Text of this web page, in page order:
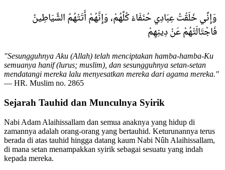
وَإِنِّي خَلَقْتُ عِبَادِي حُنَفَاءَ كُلَّهُمْ، وَإِنَّهُمْ أَتَتْهُمُ الشَّيَاطِينُ
فَاجْتَالَتْهُمْ عَنْ دِينِهِمْ
"Sesungguhnya Aku (Allah) telah menciptakan hamba-hamba-Ku
semuanya hanif (lurus; muslim), dan sesungguhnya setan-setan
mendatangi mereka lalu menyesatkan mereka dari agama mereka."
— HR. Muslim no. 2865
Sejarah Tauhid dan Munculnya Syirik
Nabi Adam Alaihissallam dan semua anaknya yang hidup di
zamannya adalah orang-orang yang bertauhid. Keturunannya terus
berada di atas tauhid hingga datang kaum Nabi Nûh Alaihissallam,
di mana setan menampakkan syirik sebagai sesuatu yang indah
kepada mereka.